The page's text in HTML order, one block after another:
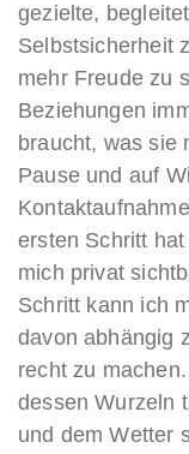
gezielte,
Selbstsicherheit
mehr Freude zu
Beziehungen
braucht, was sie
Pause und auf
ersten Schritt
mich privat
Schritt kann ich
davon abhängig
recht zu
dessen Wurzeln
und dem Wetter